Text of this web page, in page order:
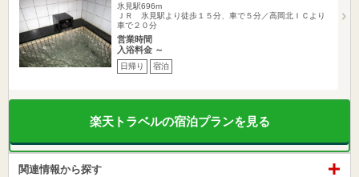
氷見駅696m
ＪＲ 氷見駅より徒歩１５分、車で５分／高岡北ＩＣより
車で２０分
営業時間
入浴料金 ～
日帰り 宿泊
楽天トラベルの宿泊プランを見る
関連情報から探す